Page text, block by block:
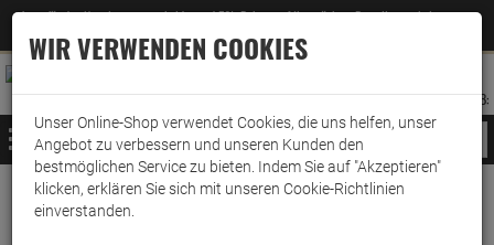
Jetzt für den Newsletter entscheiden und 5% Rabatt auf Ihre nächste Bestellung erhalten
–Zum Newsletter
ANMELDEN
AUFKLAPPEN
MERKZETTEL
WARENKORB:
MENÜ
Weiter einkaufen www.wark24.de Drogerie
Drogerieartikel
Feuchtes Toilettenpapier
WIR VERWENDEN COOKIES
Unser Online-Shop verwendet Cookies, die uns helfen, unser
Angebot zu verbessern und unseren Kunden den
bestmöglichen Service zu bieten. Indem Sie auf "Akzeptieren"
klicken, erklären Sie sich mit unseren Cookie-Richtlinien
einverstanden.